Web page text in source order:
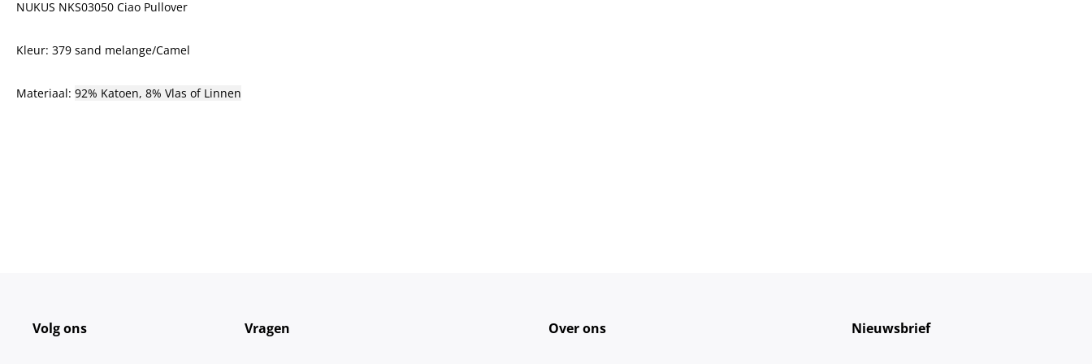
NUKUS NKS03050 Ciao Pullover
Kleur: 379 sand melange/Camel
Materiaal: 92% Katoen, 8% Vlas of Linnen
Volg ons Vragen Over ons Nieuwsbrief